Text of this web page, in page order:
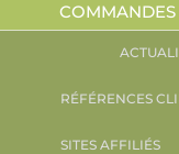
COMMANDES
RÉFÉRENCES
SITES AFFILIÉS